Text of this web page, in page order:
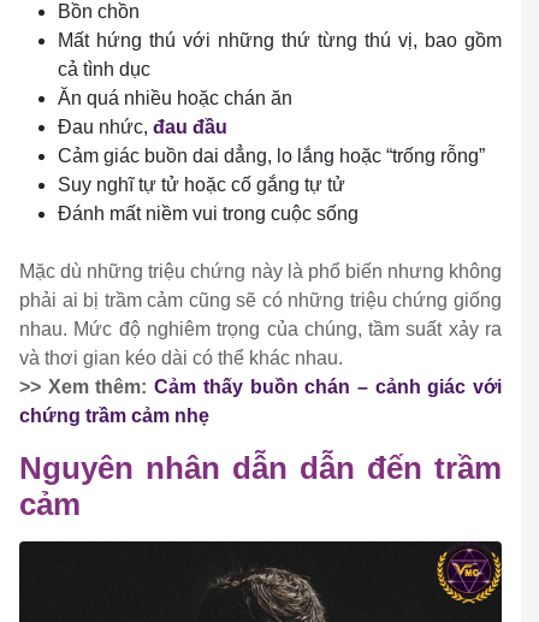
Bồn chồn
Mất hứng thú với những thứ từng thú vị, bao gồm
cả tình dục
Ăn quá nhiều hoặc chán ăn
Đau nhức, đau đầu
Cảm giác buồn dai dẳng, lo lắng hoặc “trống rỗng”
Suy nghĩ tự tử hoặc cố gắng tự tử
Đánh mất niềm vui trong cuộc sống
Mặc dù những triệu chứng này là phổ biến nhưng không
phải ai bị trầm cảm cũng sẽ có những triệu chứng giống
nhau. Mức độ nghiêm trọng của chúng, tầm suất xảy ra
và thơi gian kéo dài có thể khác nhau.
>> Xem thêm:Cảm thấy buồn chán – cảnh giác với
chứng trầm cảm nhẹ
Nguyên nhân dẫn dẫn đến trầm
cảm